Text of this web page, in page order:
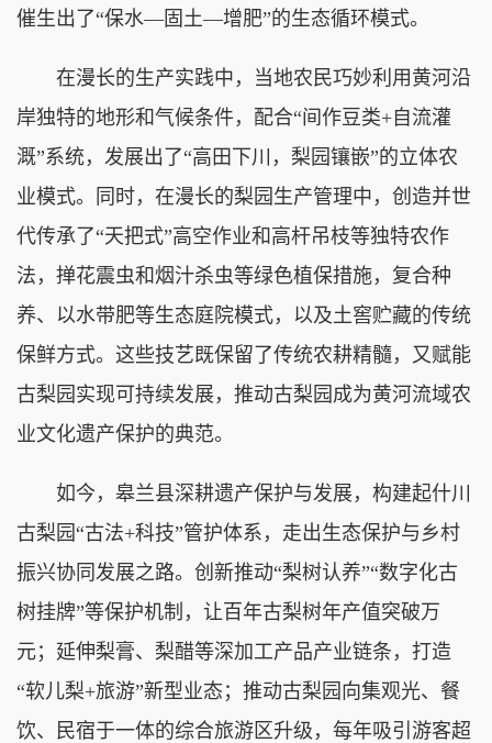
催生出了“保水—固土—增肥”的生态循环模式。
在漫长的生产实践中，当地农民巧妙利用黄河沿
岸独特的地形和气候条件，配合“间作豆类+自流灌
溉”系统，发展出了“高田下川，梨园镶嵌”的立体农
业模式。同时，在漫长的梨园生产管理中，创造并世
代传承了“天把式”高空作业和高杆吊枝等独特农作
法，掸花震虫和烟汁杀虫等绿色植保措施，复合种
养、以水带肥等生态庭院模式，以及土窖贮藏的传统
保鲜方式。这些技艺既保留了传统农耕精髓，又赋能
古梨园实现可持续发展，推动古梨园成为黄河流域农
业文化遗产保护的典范。
如今，皋兰县深耕遗产保护与发展，构建起什川
古梨园“古法+科技”管护体系，走出生态保护与乡村
振兴协同发展之路。创新推动“梨树认养”“数字化古
树挂牌”等保护机制，让百年古梨树年产值突破万
元；延伸梨膏、梨醋等深加工产品产业链条，打造
“软儿梨+旅游”新型业态；推动古梨园向集观光、餐
饮、民宿于一体的综合旅游区升级，每年吸引游客超